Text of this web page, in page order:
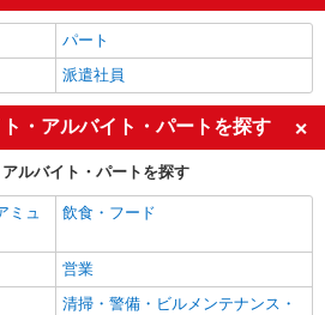
パート
派遣社員
・アルバイト・パートを探す
ルバイト・パートを探す
ミュ
飲食・フード
営業
清掃・警備・ビルメンテナンス・